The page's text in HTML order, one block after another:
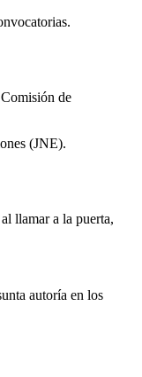
de
(JNE).
llamar a la puerta,
autoría en los